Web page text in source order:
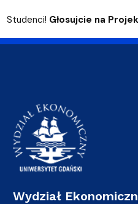
Studenci! Głosujcie na
Wydział